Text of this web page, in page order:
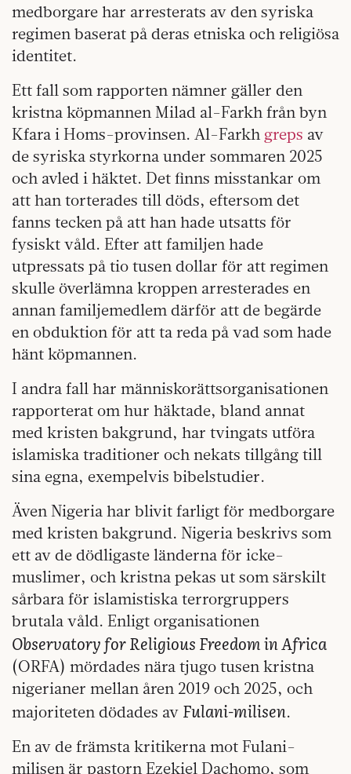
medborgare har arresterats av den syriska
regimen baserat på deras etniska och religiösa
identitet.
Ett fall som rapporten nämner gäller den
kristna köpmannen Milad al-Farkh från byn
Kfara i Homs-provinsen. Al-Farkh greps av
de syriska styrkorna under sommaren 2025
och avled i häktet. Det finns misstankar om
att han torterades till döds, eftersom det
fanns tecken på att han hade utsatts för
fysiskt våld. Efter att familjen hade
utpressats på tio tusen dollar för att regimen
skulle överlämna kroppen arresterades en
annan familjemedlem därför att de begärde
en obduktion för att ta reda på vad som hade
hänt köpmannen.
I andra fall har människorättsorganisationen
rapporterat om hur häktade, bland annat
med kristen bakgrund, har tvingats utföra
islamiska traditioner och nekats tillgång till
sina egna, exempelvis bibelstudier.
Även Nigeria har blivit farligt för medborgare
med kristen bakgrund. Nigeria beskrivs som
ett av de dödligaste länderna för icke-
muslimer, och kristna pekas ut som särskilt
sårbara för islamistiska terrorgruppers
brutala våld. Enligt organisationen
Observatory for Religious Freedom in Africa
(ORFA) mördades nära tjugo tusen kristna
nigerianer mellan åren 2019 och 2025, och
majoriteten dödades av Fulani-milisen.
En av de främsta kritikerna mot Fulani-
milisen är pastorn Ezekiel Dachomo, som